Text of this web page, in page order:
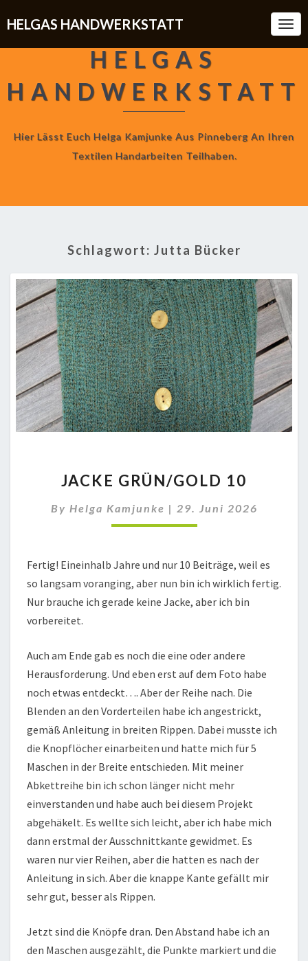
HELGAS HANDWERKSTATT
HELGAS
HANDWERKSTATT
Hier Lässt Euch Helga Kamjunke Aus Pinneberg An Ihren
Textilen Handarbeiten Teilhaben.
Schlagwort: Jutta Bücker
GRÜN/GOLD
JACKE GRÜN/GOLD 10
By Helga Kamjunke | 29. Juni 2026
Fertig! Eineinhalb Jahre und nur 10 Beiträge, weil es
so langsam voranging, aber nun bin ich wirklich fertig.
Nur brauche ich gerade keine Jacke, aber ich bin
vorbereitet.
Auch am Ende gab es noch die eine oder andere
Herausforderung. Und eben erst auf dem Foto habe
noch etwas entdeckt…. Aber der Reihe nach. Die
Blenden an den Vorderteilen habe ich angestrickt,
gemäß Anleitung in breiten Rippen. Dabei musste ich
die Knopflöcher einarbeiten und hatte mich für 5
Maschen in der Breite entschieden. Mit meiner
Abkettreihe bin ich schon länger nicht mehr
einverstanden und habe auch bei diesem Projekt
abgehäkelt. Es wellte sich leicht, aber ich habe mich
dann erstmal der Ausschnittkante gewidmet. Es
waren nur vier Reihen, aber die hatten es nach der
Anleitung in sich. Aber die knappe Kante gefällt mir
sehr gut, besser als Rippen.
Jetzt sind die Knöpfe dran. Den Abstand habe ich an
den Maschen ausgezählt, die Punkte markiert und die